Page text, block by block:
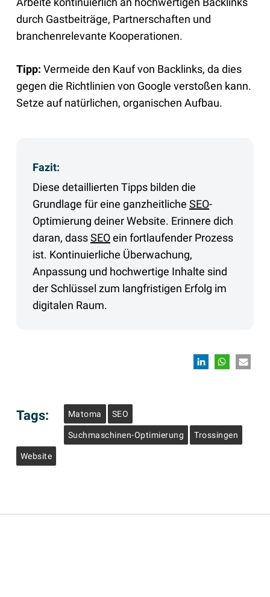
durch Gastbeiträge, Partnerschaften und
branchenrelevante Kooperationen.
Tipp: Vermeide den Kauf von Backlinks, da dies
gegen die Richtlinien von Google verstoßen kann.
Setze auf natürlichen, organischen Aufbau.
Fazit:
Diese detaillierten Tipps bilden die
Grundlage für eine ganzheitliche SEO-
Optimierung deiner Website. Erinnere dich
daran, dassSEOein fortlaufender Prozess
ist. Kontinuierliche Überwachung,
Anpassung und hochwertige Inhalte sind
der Schlüssel zum langfristigen Erfolg im
digitalen Raum.
Tags: Matoma SEO
Suchmaschinen-Optimierung Trossingen
Website